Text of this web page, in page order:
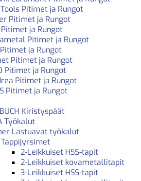
Tools Pitimet ja Rungot
Pitimet ja Rungot
ja Rungot
Pitimet ja Rungot
ja Rungot
Pitimet ja Rungot
Pitimet ja Rungot
Pitimet ja Rungot
Pitimet ja Rungot
Kiristyspäät
Työkalut
Lastuavat työkalut
Tappijyrsimet
2-Leikkuiset HSS-tapit
2-Leikkuiset kovametallitapit
3-Leikkuiset HSS-tapit